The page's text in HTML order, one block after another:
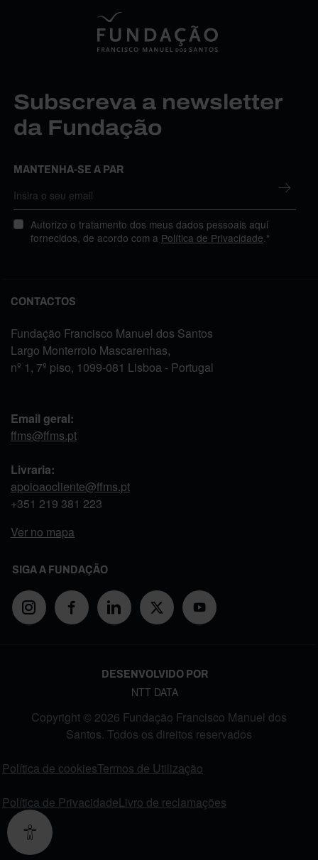
Subscreva a newsletter
da Fundação
MANTENHA-SE A PAR
Autorizo o tratamento dos meus dados pessoais aqui
fornecidos, de acordo com a Política de Privacidade .*
CONTACTOS
Fundação Francisco Manuel dos Santos
Largo Monterroio Mascarenhas,
nº 1, 7º piso, 1099-081 Lisboa - Portugal
Email geral:
ffms@ffms.pt
Livraria:
apoioaocliente@ffms.pt
+351 219 381 223
Ver no mapa
SIGA A FUNDAÇÃO
DESENVOLVIDO POR
NTT DATA
Copyright © 2026 Fundação Francisco Manuel dos
Santos. Todos os direitos reservados
Política de cookiesTermos de Utilização
Política de PrivacidadeLivro de reclamações